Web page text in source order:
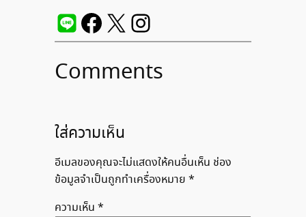
Comments
ใส่ความเห็น
อีเมลของคุณจะไม่แสดงให้คนอื่นเห็น ช่อง
ข้อมูลจำเป็นถูกทำเครื่องหมาย *
ความเห็น *